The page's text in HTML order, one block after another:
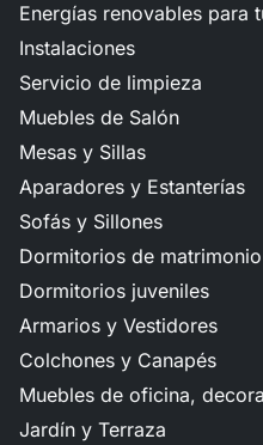
Energías renovables para
Instalaciones
Servicio de limpieza
Muebles de Salón
Mesas y Sillas
Aparadores y Estanterías
Sofás y Sillones
Dormitorios de matrimonio
Dormitorios juveniles
Armarios y Vestidores
Colchones y Canapés
Muebles de oficina,
Jardín y Terraza